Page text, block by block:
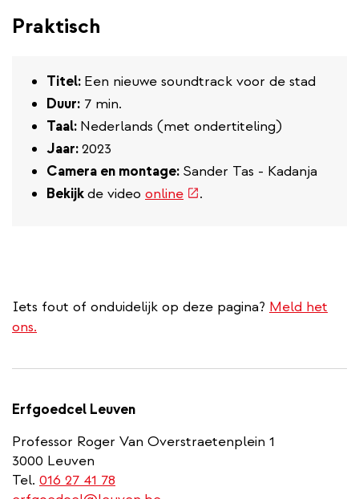
Praktisch
Titel: Een nieuwe soundtrack voor de stad
Duur: 7 min.
Taal: Nederlands (met ondertiteling)
Jaar:2023
Camera en montage: Sander Tas - Kadanja
Bekijkde video online(externe
.
Iets fout of onduidelijk op deze pagina? Meld het
ons.
Erfgoedcel Leuven
Professor Roger Van Overstraetenplein 1
3000 Leuven
Tel. 016 27 41 78